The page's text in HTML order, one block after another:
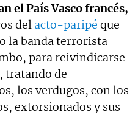
el País Vasco francés,
del acto-paripé que
la banda terrorista
para reivindicarse
tratando de
los verdugos, con los
extorsionados y sus